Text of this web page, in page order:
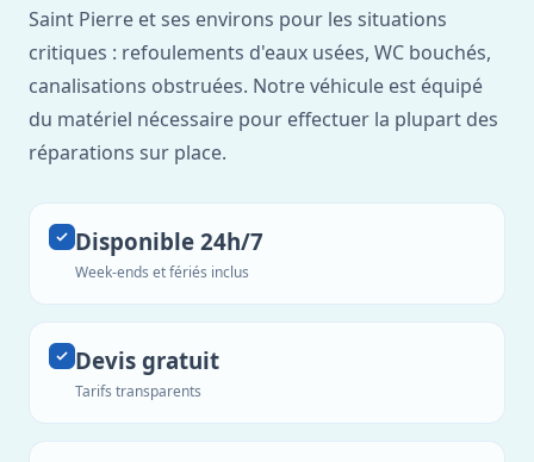
Saint Pierre et ses environs pour les situations
critiques : refoulements d'eaux usées, WC bouchés,
canalisations obstruées. Notre véhicule est équipé
du matériel nécessaire pour effectuer la plupart des
réparations sur place.
Disponible 24h/7
Week-ends et fériés inclus
Devis gratuit
Tarifs transparents